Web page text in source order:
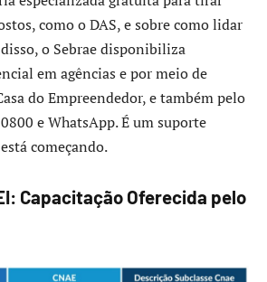
como o DAS, e sobre como lidar
o Sebrae disponibiliza
em agências e por meio de
do Empreendedor, e também pelo
e WhatsApp. É um suporte
começando.
Capacitação Oferecida pelo